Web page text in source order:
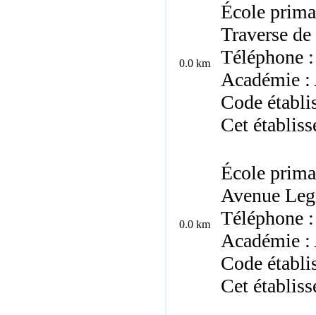
0.0 km
École
Traverse
Téléphone
Académie
Code
Cet
0.0 km
École
Avenue
Téléphone
Académie
Code
Cet